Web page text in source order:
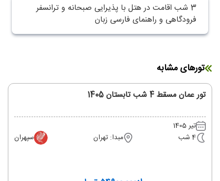
3 شب اقامت در هتل با پذیرایی صبحانه و ترانسفر
فرودگاهی و راهنمای فارسی زبان
تورهای مشابه
تور عمان مسقط 4 شب تابستان 1405
تیر 1405
4 شب
مبدا: تهران سپهران